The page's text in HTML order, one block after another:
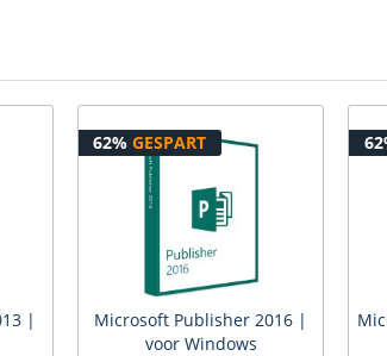
|
62%GESPART
Microsoft Publisher 2016 |
voor Windows